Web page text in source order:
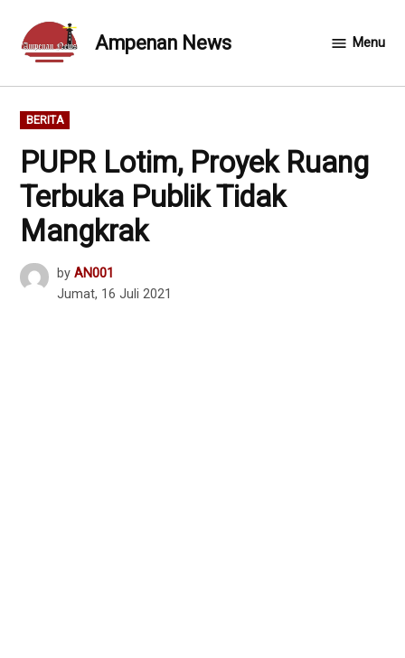
content
Ampenan News Menu
POSTED
IN
BERITA
PUPR Lotim, Proyek Ruang
Terbuka Publik Tidak
Mangkrak
by AN001
Jumat, 16 Juli 2021